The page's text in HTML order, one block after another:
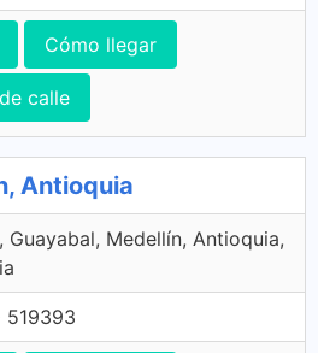
Cómo llegar
calle
Antioquia
Guayabal, Medellín, Antioquia,
519393